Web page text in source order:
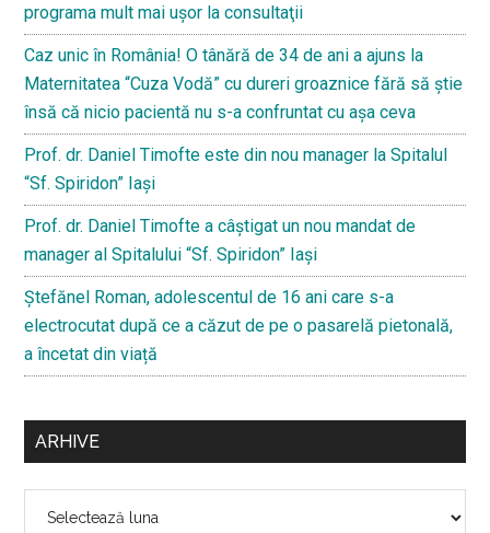
programa mult mai uşor la consultaţii
Caz unic în România! O tânără de 34 de ani a ajuns la
Maternitatea “Cuza Vodă” cu dureri groaznice fără să ştie
însă că nicio pacientă nu s-a confruntat cu așa ceva
Prof. dr. Daniel Timofte este din nou manager la Spitalul
“Sf. Spiridon” Iaşi
Prof. dr. Daniel Timofte a câștigat un nou mandat de
manager al Spitalului “Sf. Spiridon” Iași
Ştefănel Roman, adolescentul de 16 ani care s-a
electrocutat după ce a căzut de pe o pasarelă pietonală,
a încetat din viață
ARHIVE